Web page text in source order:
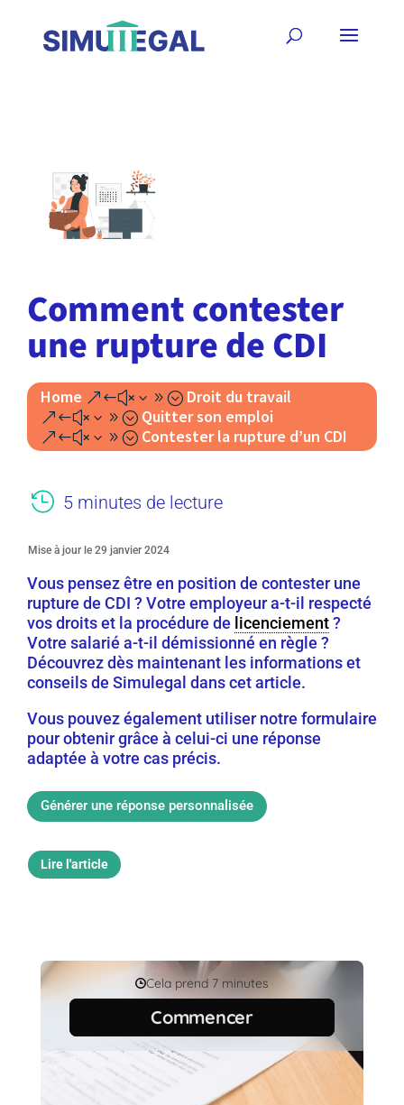
Comment contester
une rupture de CDI
Home &#x39; Droit du travail
&#x39; Quitter son emploi
&#x39; Contester la rupture d’un CDI
 5 minutes de lecture
Mise à jour le 29 janvier 2024
Vous pensez être en position de contester une
rupture de CDI ? Votre employeur a-t-il respecté
vos droits et la procédure de licenciement?
Votre salarié a-t-il démissionné en règle ?
Découvrez dès maintenant les informations et
conseils de Simulegal dans cet article.
Vous pouvez également utiliser notre formulaire
pour obtenir grâce à celui-ci une réponse
adaptée à votre cas précis.
Générer une réponse personnalisée
Lire l'article